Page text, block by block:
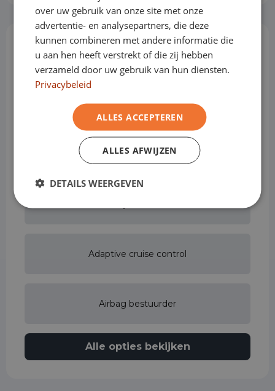
Opties & Toebehoren (71)
Achterbank in delen neerklapbaar
Achteruitrijcamera
Adaptive cruise control
Airbag bestuurder
Alle opties bekijken
over uw gebruik van onze site met onze
advertentie- en analysepartners, die deze
kunnen combineren met andere informatie die
u aan hen heeft verstrekt of die zij hebben
verzameld door uw gebruik van hun diensten.
Privacybeleid
ALLES ACCEPTEREN
ALLES AFWIJZEN
DETAILS WEERGEVEN